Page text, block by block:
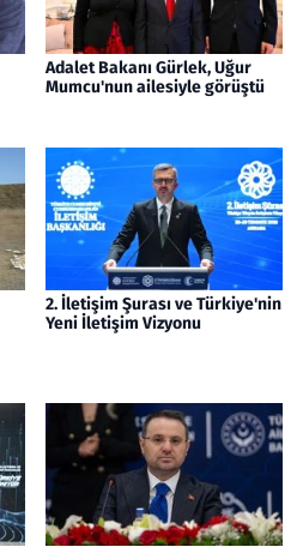
Adalet Bakanı Gürlek, Uğur
Mumcu'nun ailesiyle görüştü
2. İletişim Şurası ve Türkiye'nin
Yeni İletişim Vizyonu